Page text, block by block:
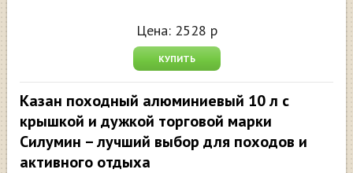
Цена: 2528 р
КУПИТЬ
Казан походный алюминиевый 10 л с
крышкой и дужкой торговой марки
Силумин – лучший выбор для походов и
активного отдыха